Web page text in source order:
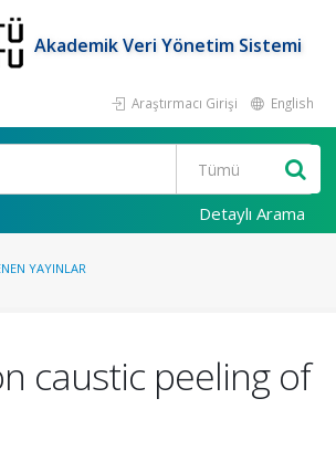
Akademik Veri Yönetim Sistemi
Araştırmacı Girişi English
Detaylı Arama
YAYINLAR
caustic peeling of